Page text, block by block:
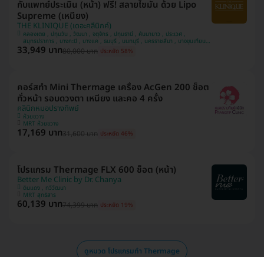
กับแพทย์ประเมิน (หน้า) ฟรี! สลายไขมัน ด้วย Lipo
Supreme (เหนียง)
THE KLINIQUE (เดอะคลีนิกค์)
คลองเตย , ปทุมวัน , วัฒนา , จตุจักร , ปทุมธานี , คันนายาว , ประเวศ ,
สมุทรปราการ , บางกะปิ , บางแค , ธนบุรี , นนทบุรี , นครราชสีมา , บางขุนเทียน ,
ยานนาวา , ห้วยขวาง , บางกอกน้อย , ลาดพร้าว , พระนครศรีอยุธยา , ชลบุรี ,
ระยอง , จันทบุรี , ขอนแก่น , อุดรธานี , สงขลา , ภูเก็ต , เชียงใหม่ , สระบุรี ,
33,949 บาท80,000 บาท ประหยัด 58%
คอร์สทำ Mini Thermage เครื่อง AcGen 200 ช็อต
ทั่วหน้า รอบดวงตา เหนียง และคอ 4 ครั้ง
คลินิกหมอปรางทิพย์
ห้วยขวาง
MRT ห้วยขวาง
17,169 บาท31,600 บาท ประหยัด 46%
โปรแกรม Thermage FLX 600 ช็อต (หน้า)
Better Me Clinic by Dr. Chanya
ดินแดง , ทวีวัฒนา
MRT สุทธิสาร
60,139 บาท74,399 บาท ประหยัด 19%
ดูหมวด โปรแกรมทำ Thermage